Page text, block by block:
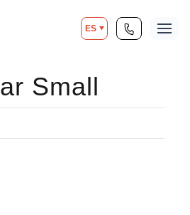
ES
Small